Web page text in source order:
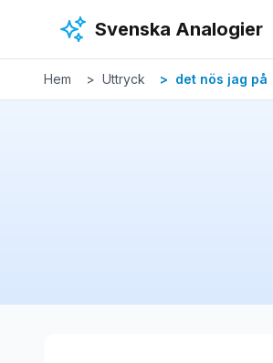
Svenska Analogier
Hem Uttryck det nös jag på